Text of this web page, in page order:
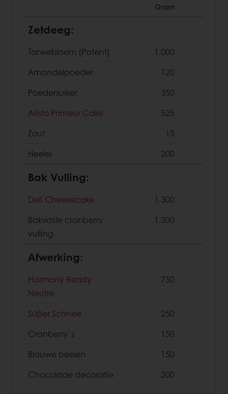
Gram
Zetdeeg:
Tarwebloem (Patent)
1.000
Amandelpoeder
120
Poedersuiker
350
Aristo Primeur Cake
525
Zout
15
Heelei
200
Bak Vulling:
Deli Cheesecake
1.300
Bakvaste cranberry
vulling
1.300
Afwerking:
Harmony Ready
Neutre
750
Süβer Schnee
250
Cranberry`s
150
Blauwe bessen
150
Chocolade decoratie
200